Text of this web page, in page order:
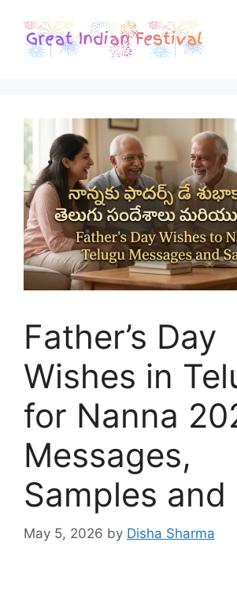
content
Father’s Day
Wishes in
for Nanna
Messages,
Samples and
May 5, 2026 by Disha Sharma